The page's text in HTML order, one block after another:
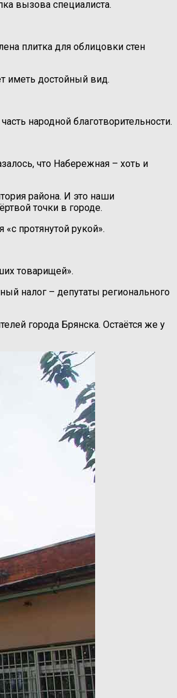
вызова специалиста.
плитка для облицовки стен
иметь достойный вид.
народной благотворительности.
что Набережная – хоть и
района. И это наши
точки в городе.
протянутой рукой».
товарищей».
налог – депутаты регионального
города Брянска. Остаётся же у